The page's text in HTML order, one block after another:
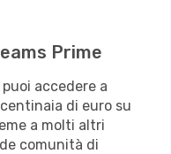
Prime
accedere a
di euro su
a molti altri
comunità di